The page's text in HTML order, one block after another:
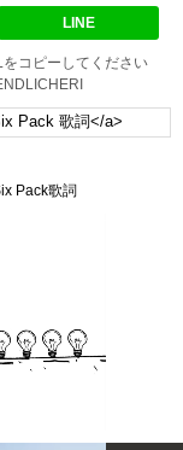
LINE
コピーしてください
Pack歌詞